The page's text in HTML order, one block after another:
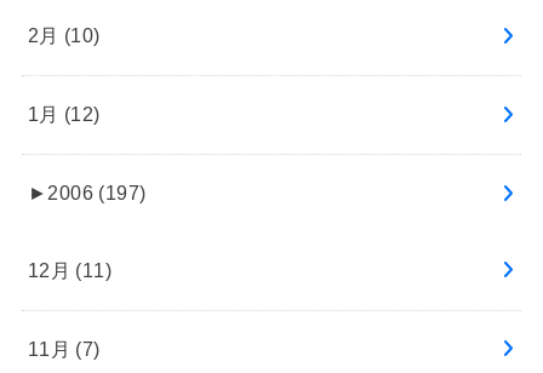
2月 (10)
1月 (12)
► 2006 (197)
12月 (11)
11月 (7)